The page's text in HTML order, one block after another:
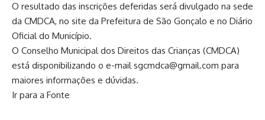
O resultado das inscrições deferidas será divulgado na sede
da CMDCA, no site da Prefeitura de São Gonçalo e no Diário
Oficial do Município.
O Conselho Municipal dos Direitos das Crianças (CMDCA)
está disponibilizando o e-mailsgcmdca@gmail.com para
maiores informações e dúvidas.
Ir para a Fonte